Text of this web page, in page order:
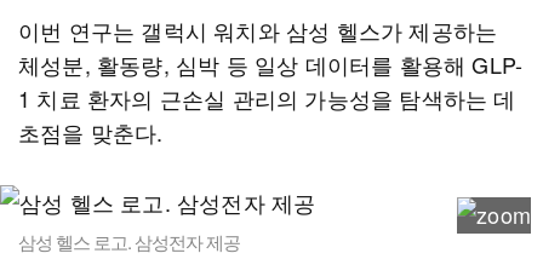
이번 연구는 갤럭시 워치와 삼성 헬스가 제공하는
체성분, 활동량, 심박 등 일상 데이터를 활용해 GLP-
1 치료 환자의 근손실 관리의 가능성을 탐색하는 데
초점을 맞춘다.
삼성 헬스 로고. 삼성전자 제공